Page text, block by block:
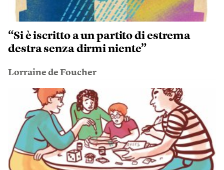
“Si è iscritto a un partito di estrema
destra senza dirmi niente”
Lorraine de Foucher